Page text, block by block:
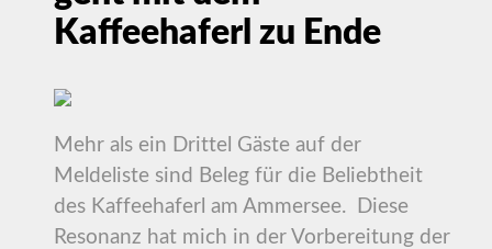
Kaffeehaferl zu Ende
Mehr als ein Drittel Gäste auf der
Meldeliste sind Beleg für die Beliebtheit
des Kaffeehaferl am Ammersee. Diese
Resonanz hat mich in der Vorbereitung der